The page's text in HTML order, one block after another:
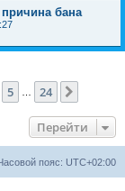
бана
24
5 24
Перейти
пояс: UTC+02:00